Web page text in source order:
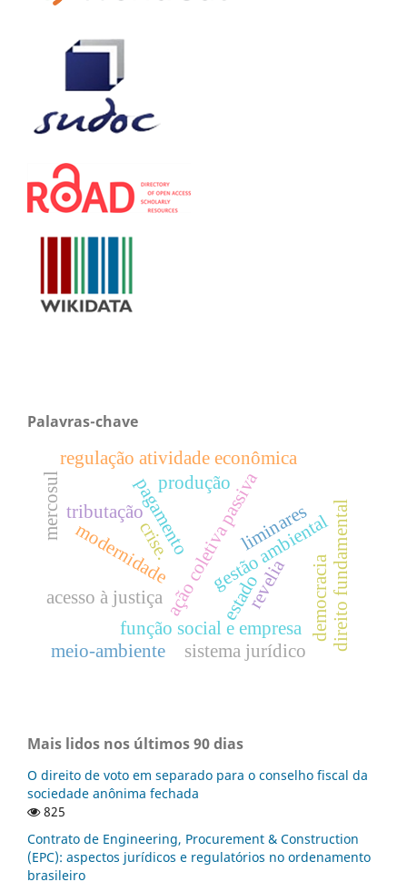
Palavras-chave
ação coletiva passivaliminares
pagamento
regulação atividade econômica
estado
crise.
função social e empresa
modernidade
produção
gestão ambiental
acesso à justiça direito fundamental
democracia
sistema jurídico
tributação
meio-ambiente
mercosul
revelia
Mais lidos nos últimos 90 dias
O direito de voto em separado para o conselho fiscal da
sociedade anônima fechada
825
Contrato de Engineering, Procurement & Construction
(EPC): aspectos jurídicos e regulatórios no ordenamento
brasileiro